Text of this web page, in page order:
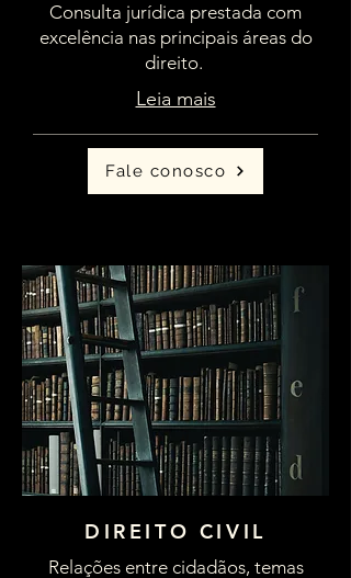
Consulta jurídica prestada com
excelência nas principais áreas do
direito.
Leia mais
Fale conosco
DIREITO CIVIL
Relações entre cidadãos, temas